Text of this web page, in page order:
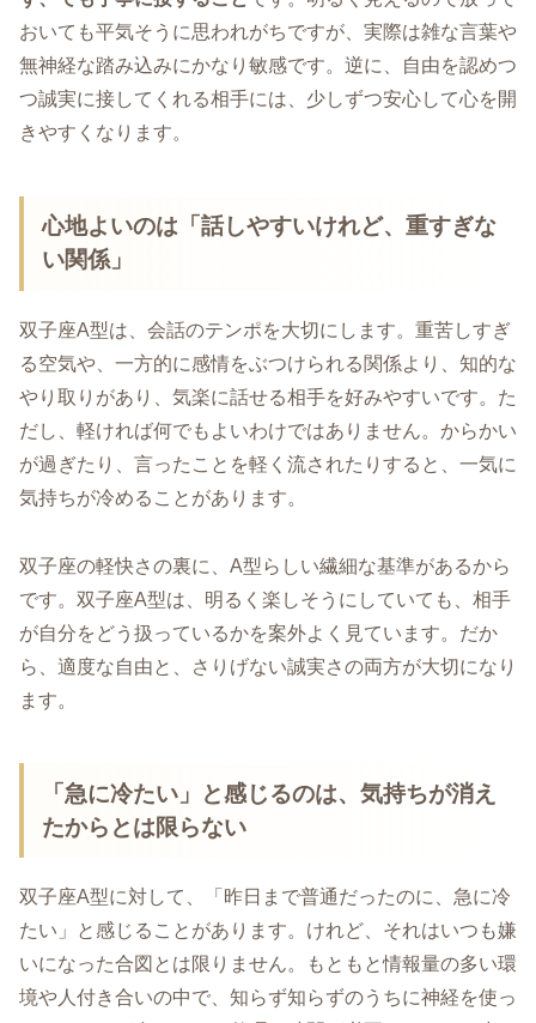
おいても平気そうに思われがちですが、実際は雑な言葉や
無神経な踏み込みにかなり敏感です。逆に、自由を認めつ
つ誠実に接してくれる相手には、少しずつ安心して心を開
きやすくなります。
心地よいのは「話しやすいけれど、重すぎな
い関係」
双子座A型は、会話のテンポを大切にします。重苦しすぎ
る空気や、一方的に感情をぶつけられる関係より、知的な
やり取りがあり、気楽に話せる相手を好みやすいです。た
だし、軽ければ何でもよいわけではありません。からかい
が過ぎたり、言ったことを軽く流されたりすると、一気に
気持ちが冷めることがあります。
双子座の軽快さの裏に、A型らしい繊細な基準があるから
です。双子座A型は、明るく楽しそうにしていても、相手
が自分をどう扱っているかを案外よく見ています。だか
ら、適度な自由と、さりげない誠実さの両方が大切になり
ます。
「急に冷たい」と感じるのは、気持ちが消え
たからとは限らない
双子座A型に対して、「昨日まで普通だったのに、急に冷
たい」と感じることがあります。けれど、それはいつも嫌
いになった合図とは限りません。もともと情報量の多い環
境や人付き合いの中で、知らず知らずのうちに神経を使っ